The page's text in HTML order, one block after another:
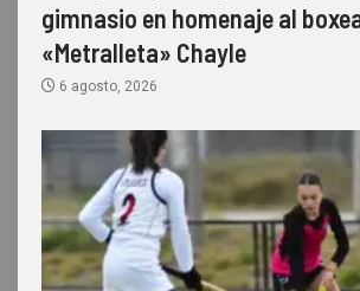
gimnasio en homenaje al
«Metralleta» Chayle
6 agosto, 2026